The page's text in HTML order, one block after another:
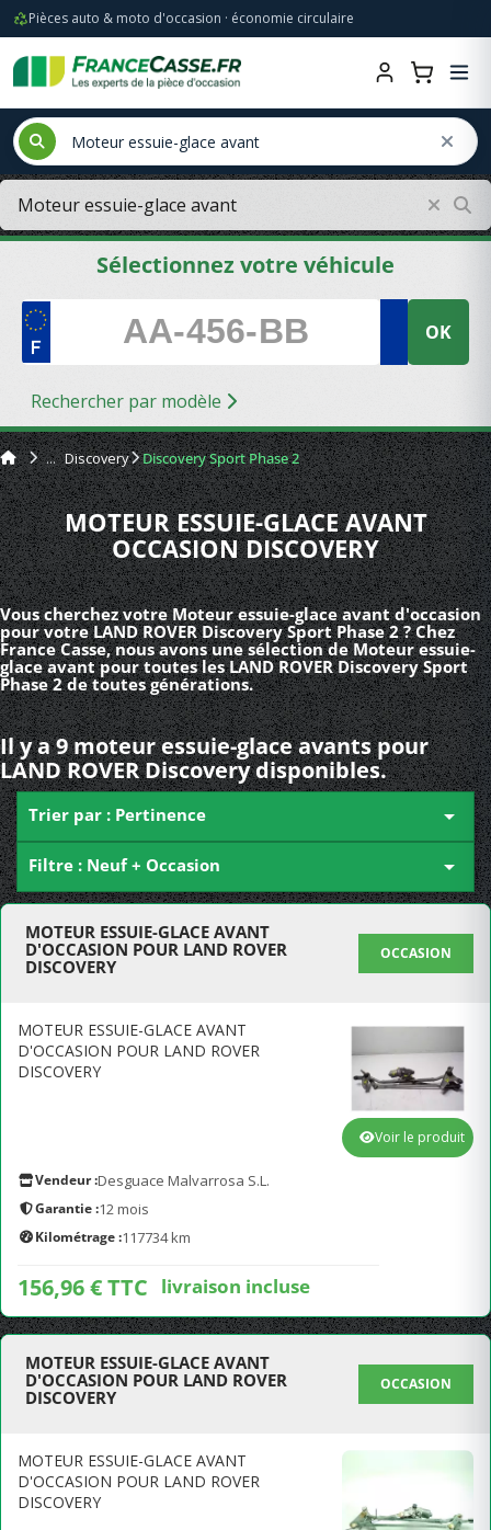
Pièces auto & moto d'occasion · économie circulaire
Sélectionnez votre véhicule
OK
Rechercher par modèle
Discovery Discovery Sport Phase 2
MOTEUR ESSUIE-GLACE AVANT
OCCASION DISCOVERY
Vous cherchez votre Moteur essuie-glace avant d'occasion
pour votre LAND ROVER Discovery Sport Phase 2 ? Chez
France Casse, nous avons une sélection de Moteur essuie-
glace avant pour toutes les LAND ROVER Discovery Sport
Phase 2 de toutes générations.
Il y a 9 moteur essuie-glace avants pour
LAND ROVER Discovery disponibles.
Trier par : Pertinence 
Filtre : Neuf + Occasion 
MOTEUR ESSUIE-GLACE AVANT
D'OCCASION POUR LAND ROVER
DISCOVERY
OCCASION
MOTEUR ESSUIE-GLACE AVANT
D'OCCASION POUR LAND ROVER
DISCOVERY
Vendeur :Desguace Malvarrosa S.L.
Garantie :12 mois
Kilométrage :117734 km
156,96 € TTC livraison incluse
Voir le produit
MOTEUR ESSUIE-GLACE AVANT
D'OCCASION POUR LAND ROVER
DISCOVERY
OCCASION
MOTEUR ESSUIE-GLACE AVANT
D'OCCASION POUR LAND ROVER
DISCOVERY